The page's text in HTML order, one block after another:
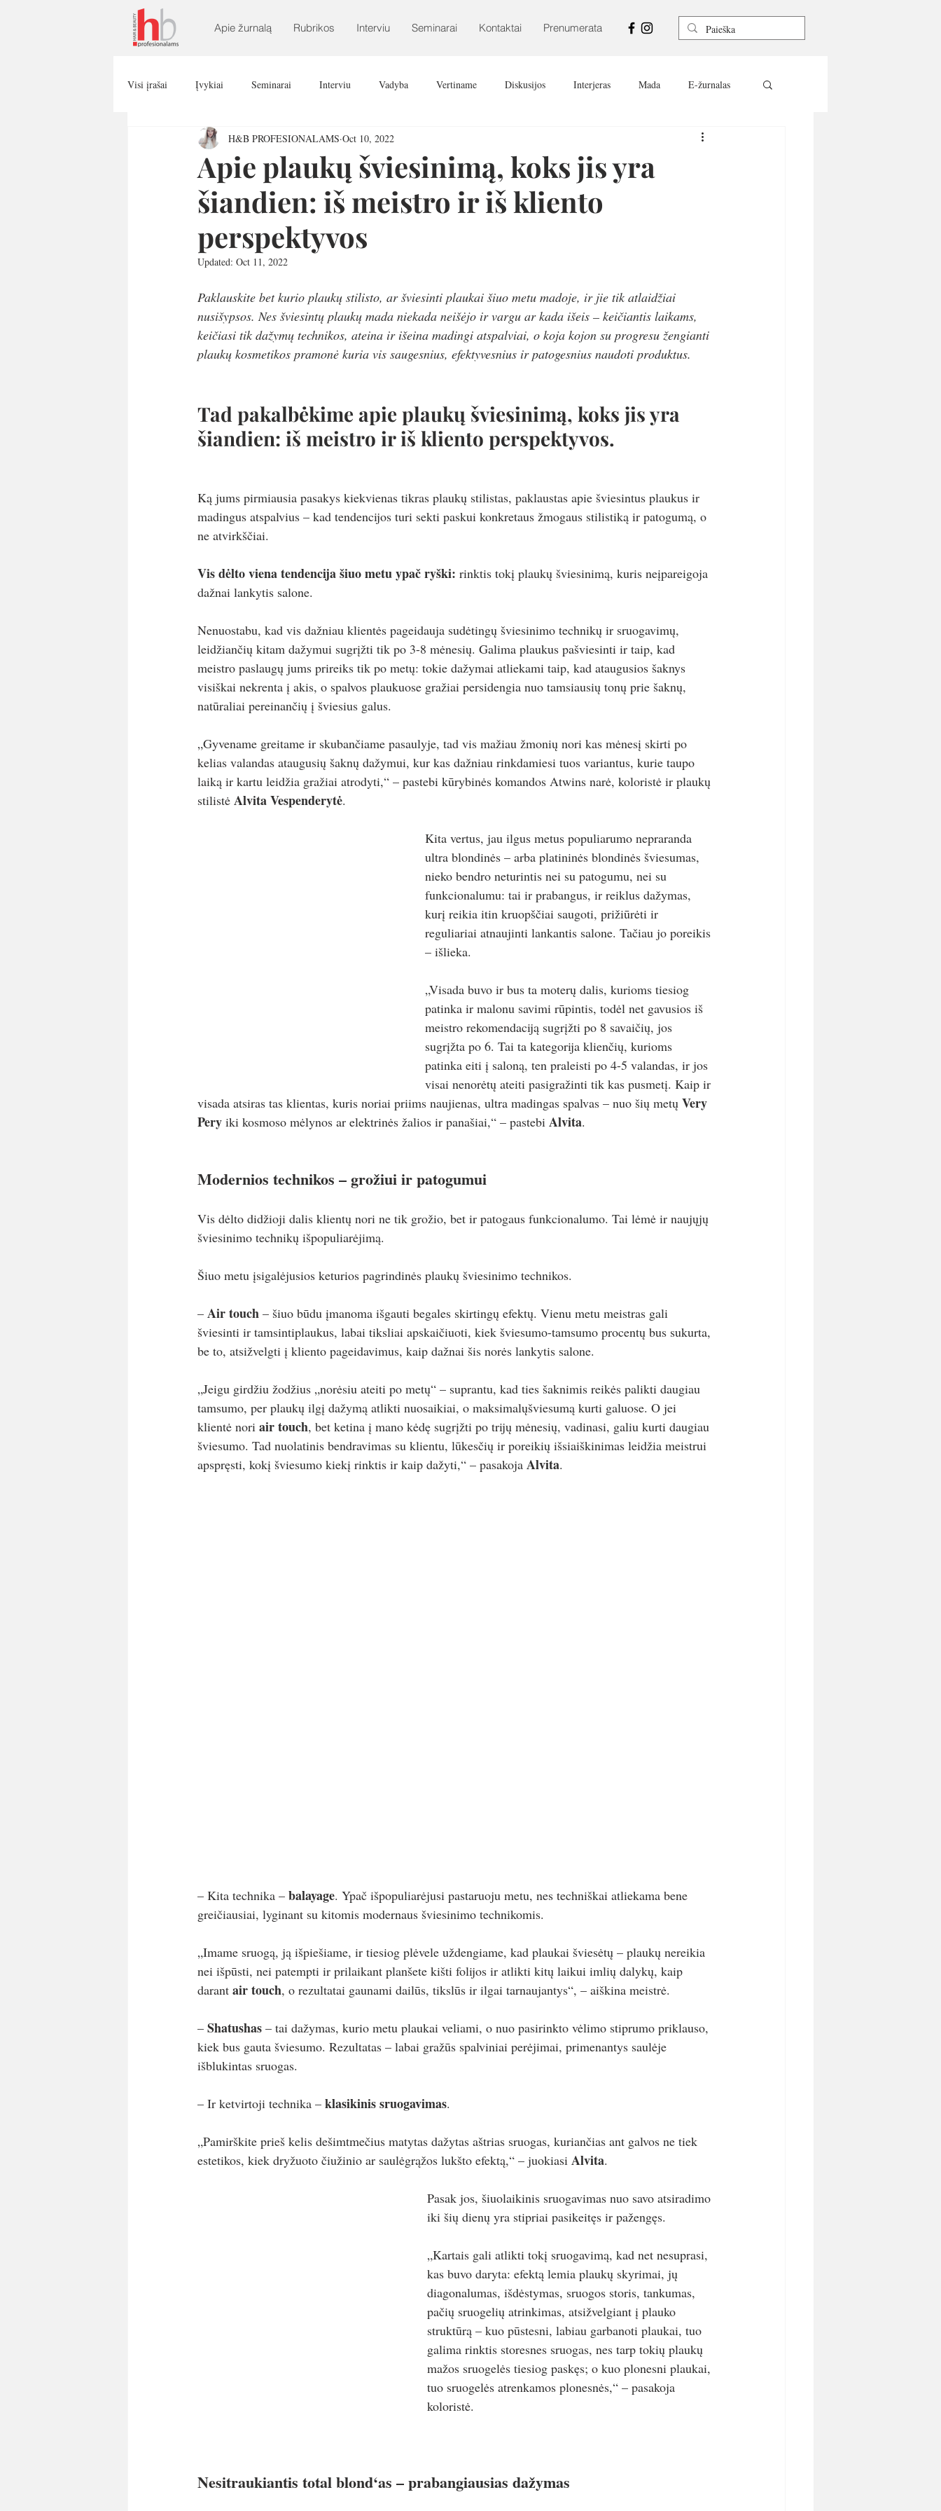
Apie žurnalą Rubrikos Interviu Seminarai Kontaktai Prenumerata
Visi įrašai Įvykiai Seminarai Interviu Vadyba Vertiname Diskusijos Interjeras Mada E-žurnalas
Apie plaukų šviesinimą, koks jis yra
šiandien: iš meistro ir iš kliento
perspektyvos
H&B PROFESIONALAMS Oct 10, 2022
Updated: Oct 11, 2022
Paklauskite bet kurio plaukų stilisto, ar šviesinti plaukai šiuo metu madoje, ir jie tik atlaidžiai
nusišypsos. Nes šviesintų plaukų mada niekada neišėjo ir vargu ar kada išeis – keičiantis laikams,
keičiasi tik dažymų technikos, ateina ir išeina madingi atspalviai, o koja kojon su progresu žengianti
plaukų kosmetikos pramonė kuria vis saugesnius, efektyvesnius ir patogesnius naudoti produktus.
Tad pakalbėkime apie plaukų šviesinimą, koks jis yra
šiandien: iš meistro ir iš kliento perspektyvos.
Ką jums pirmiausia pasakys kiekvienas tikras plaukų stilistas, paklaustas apie šviesintus plaukus ir
madingus atspalvius – kad tendencijos turi sekti paskui konkretaus žmogaus stilistiką ir patogumą, o
ne atvirkščiai.
Vis dėlto viena tendencija šiuo metu ypač ryški: rinktis tokį plaukų šviesinimą, kuris neįpareigoja
dažnai lankytis salone.
Nenuostabu, kad vis dažniau klientės pageidauja sudėtingų šviesinimo technikų ir sruogavimų,
leidžiančių kitam dažymui sugrįžti tik po 3-8 mėnesių. Galima plaukus pašviesinti ir taip, kad
meistro paslaugų jums prireiks tik po metų: tokie dažymai atliekami taip, kad ataugusios šaknys
visiškai nekrenta į akis, o spalvos plaukuose gražiai persidengia nuo tamsiausių tonų prie šaknų,
natūraliai pereinančių į šviesius galus.
„Gyvename greitame ir skubančiame pasaulyje, tad vis mažiau žmonių nori kas mėnesį skirti po
kelias valandas ataugusių šaknų dažymui, kur kas dažniau rinkdamiesi tuos variantus, kurie taupo
laiką ir kartu leidžia gražiai atrodyti,“ – pastebi kūrybinės komandos Atwins narė, koloristė ir plaukų
stilistė Alvita Vespenderytė.
Kita vertus, jau ilgus metus populiarumo nepraranda
ultra blondinės – arba platininės blondinės šviesumas,
nieko bendro neturintis nei su patogumu, nei su
funkcionalumu: tai ir prabangus, ir reiklus dažymas,
kurį reikia itin kruopščiai saugoti, prižiūrėti ir
reguliariai atnaujinti lankantis salone. Tačiau jo poreikis
– išlieka.
„Visada buvo ir bus ta moterų dalis, kurioms tiesiog
patinka ir malonu savimi rūpintis, todėl net gavusios iš
meistro rekomendaciją sugrįžti po 8 savaičių, jos
sugrįžta po 6. Tai ta kategorija klienčių, kurioms
patinka eiti į saloną, ten praleisti po 4-5 valandas, ir jos
visai nenorėtų ateiti pasigražinti tik kas pusmetį. Kaip ir
visada atsiras tas klientas, kuris noriai priims naujienas, ultra madingas spalvas – nuo šių metų Very
Pery iki kosmoso mėlynos ar elektrinės žalios ir panašiai,“ – pastebi Alvita.
Modernios technikos – grožiui ir patogumui
Vis dėlto didžioji dalis klientų nori ne tik grožio, bet ir patogaus funkcionalumo. Tai lėmė ir naujųjų
šviesinimo technikų išpopuliarėjimą.
Šiuo metu įsigalėjusios keturios pagrindinės plaukų šviesinimo technikos.
– Air touch – šiuo būdu įmanoma išgauti begales skirtingų efektų. Vienu metu meistras gali
šviesinti ir tamsintiplaukus, labai tiksliai apskaičiuoti, kiek šviesumo-tamsumo procentų bus sukurta,
be to, atsižvelgti į kliento pageidavimus, kaip dažnai šis norės lankytis salone.
„Jeigu girdžiu žodžius „norėsiu ateiti po metų“ – suprantu, kad ties šaknimis reikės palikti daugiau
tamsumo, per plaukų ilgį dažymą atlikti nuosaikiai, o maksimalųšviesumą kurti galuose. O jei
klientė nori air touch, bet ketina į mano kėdę sugrįžti po trijų mėnesių, vadinasi, galiu kurti daugiau
šviesumo. Tad nuolatinis bendravimas su klientu, lūkesčių ir poreikių išsiaiškinimas leidžia meistrui
apspręsti, kokį šviesumo kiekį rinktis ir kaip dažyti,“ – pasakoja Alvita.
– Kita technika – balayage. Ypač išpopuliarėjusi pastaruoju metu, nes techniškai atliekama bene
greičiausiai, lyginant su kitomis modernaus šviesinimo technikomis.
„Imame sruogą, ją išpiešiame, ir tiesiog plėvele uždengiame, kad plaukai šviesėtų – plaukų nereikia
nei išpūsti, nei patempti ir prilaikant planšete kišti folijos ir atlikti kitų laikui imlių dalykų, kaip
darant air touch, o rezultatai gaunami dailūs, tikslūs ir ilgai tarnaujantys“, – aiškina meistrė.
– Shatushas – tai dažymas, kurio metu plaukai veliami, o nuo pasirinkto vėlimo stiprumo priklauso,
kiek bus gauta šviesumo. Rezultatas – labai gražūs spalviniai perėjimai, primenantys saulėje
išblukintas sruogas.
– Ir ketvirtoji technika – klasikinis sruogavimas.
„Pamirškite prieš kelis dešimtmečius matytas dažytas aštrias sruogas, kuriančias ant galvos ne tiek
estetikos, kiek dryžuoto čiužinio ar saulėgrąžos lukšto efektą,“ – juokiasi Alvita.
Pasak jos, šiuolaikinis sruogavimas nuo savo atsiradimo
iki šių dienų yra stipriai pasikeitęs ir pažengęs.
„Kartais gali atlikti tokį sruogavimą, kad net nesuprasi,
kas buvo daryta: efektą lemia plaukų skyrimai, jų
diagonalumas, išdėstymas, sruogos storis, tankumas,
pačių sruogelių atrinkimas, atsižvelgiant į plauko
struktūrą – kuo pūstesni, labiau garbanoti plaukai, tuo
galima rinktis storesnes sruogas, nes tarp tokių plaukų
mažos sruogelės tiesiog paskęs; o kuo plonesni plaukai,
tuo sruogelės atrenkamos plonesnės,“ – pasakoja
koloristė.
Nesitraukiantis total blond‘as – prabangiausias dažymas